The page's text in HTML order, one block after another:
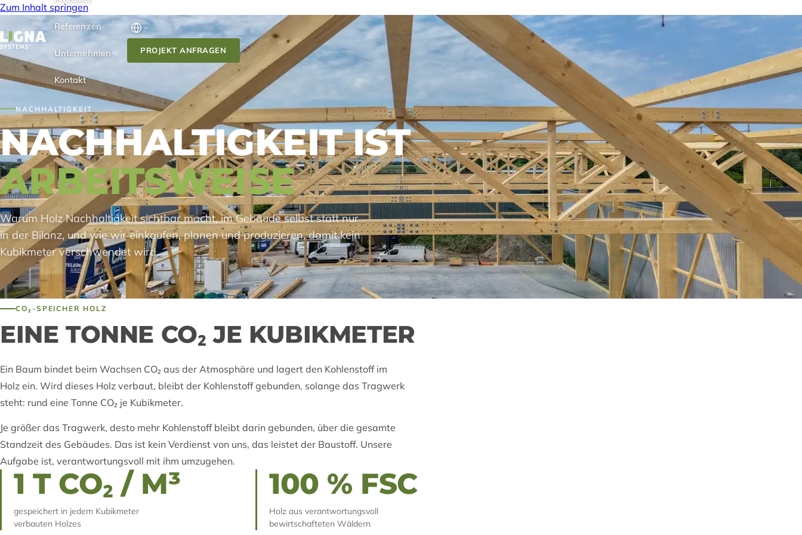
Zum Inhalt springen
Referenzen
Unternehmen
Kontakt
PROJEKT ANFRAGEN
NACHHALTIGKEIT
NACHHALTIGKEIT IST
ARBEITSWEISE
Warum Holz Nachhaltigkeit sichtbar macht, im Gebäude selbst statt nur
in der Bilanz, und wie wir einkaufen, planen und produzieren, damit kein
Kubikmeter verschwendet wird.
CO₂-SPEICHER HOLZ
EINE TONNE CO₂ JE KUBIKMETER
Ein Baum bindet beim Wachsen CO₂ aus der Atmosphäre und lagert den Kohlenstoff im
Holz ein. Wird dieses Holz verbaut, bleibt der Kohlenstoff gebunden, solange das Tragwerk
steht: rund eine Tonne CO₂ je Kubikmeter.
Je größer das Tragwerk, desto mehr Kohlenstoff bleibt darin gebunden, über die gesamte
Standzeit des Gebäudes. Das ist kein Verdienst von uns, das leistet der Baustoff. Unsere
Aufgabe ist, verantwortungsvoll mit ihm umzugehen.
1 T CO₂ / M³
gespeichert in jedem Kubikmeter
verbauten Holzes
100 % FSC
Holz aus verantwortungsvoll
bewirtschafteten Wäldern